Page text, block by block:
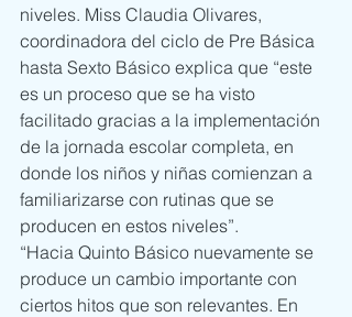
niveles. Miss Claudia Olivares,
coordinadora del ciclo de Pre Básica
hasta Sexto Básico explica que “este
es un proceso que se ha visto
facilitado gracias a la implementación
de la jornada escolar completa, en
donde los niños y niñas comienzan a
familiarizarse con rutinas que se
producen en estos niveles”.
“Hacia Quinto Básico nuevamente se
produce un cambio importante con
ciertos hitos que son relevantes. En